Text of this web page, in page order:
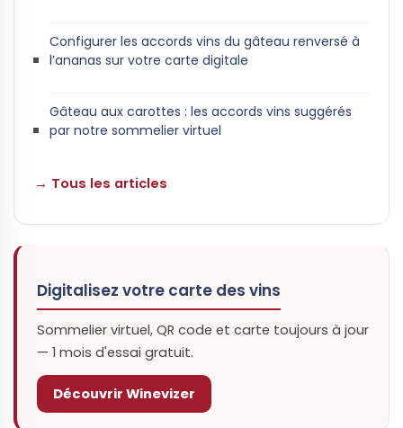
Configurer les accords vins du gâteau renversé à
l’ananas sur votre carte digitale
Gâteau aux carottes : les accords vins suggérés
par notre sommelier virtuel
→ Tous les articles
Digitalisez votre carte des vins
Sommelier virtuel, QR code et carte toujours à jour
— 1 mois d'essai gratuit.
Découvrir Winevizer